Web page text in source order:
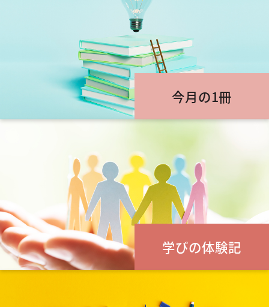
今月の1冊
学びの体験記